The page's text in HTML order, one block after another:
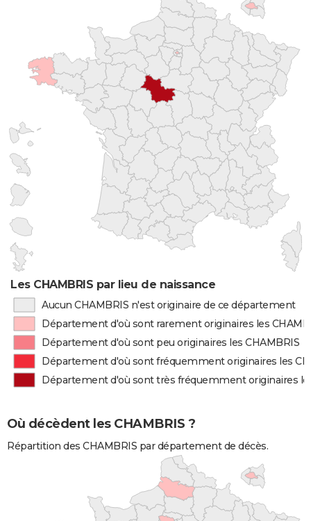
Les CHAMBRIS par lieu de naissance
Aucun CHAMBRIS n'est originaire de ce département
Département d'où sont rarement originaires les
Département d'où sont peu originaires les CHAMBRIS
Département d'où sont fréquemment originaires les
Département d'où sont très fréquemment originaires
Où décèdent les CHAMBRIS ?
Répartition des CHAMBRIS par département de décès.